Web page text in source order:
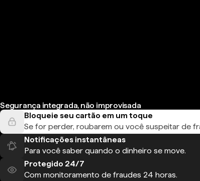
Segurança integrada, não improvisada
Bloqueie seu cartão em um toque
Se for perder, roubarem ou você suspeitar de
Notificações instantâneas
Para você saber quando o dinheiro se move.
Protegido 24/7
Com monitoramento de fraudes 24 horas.